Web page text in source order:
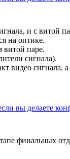
и с витой
на оптике.
витой паре.
сигнала).
видео сигнала,
вы делаете
финальных